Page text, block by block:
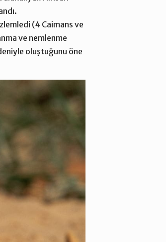
(4 Caimans ve
ve nemlenme
oluştuğunu öne